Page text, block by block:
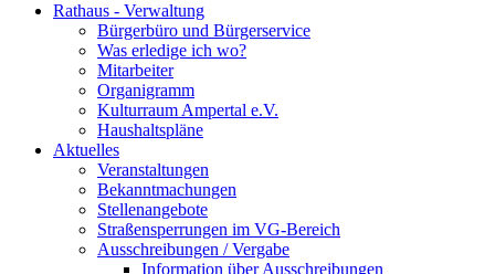
Rathaus - Verwaltung
Bürgerbüro und Bürgerservice
Was erledige ich wo?
Mitarbeiter
Organigramm
Kulturraum Ampertal e.V.
Haushaltspläne
Aktuelles
Veranstaltungen
Bekanntmachungen
Stellenangebote
Straßensperrungen im VG-Bereich
Ausschreibungen / Vergabe
Information über Ausschreibungen